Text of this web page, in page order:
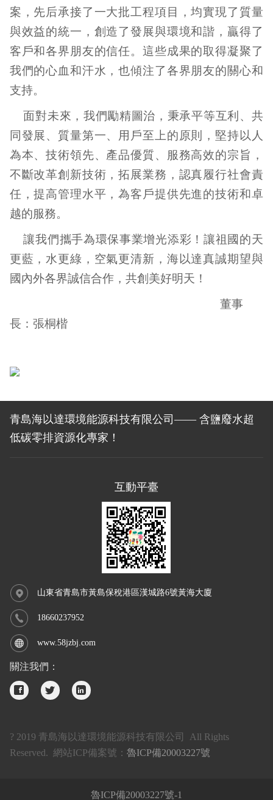
案，先后承接了一大批工程項目，均實現了質量
與效益的統一，創造了發展與環境和諧，贏得了
客戶和各界朋友的信任。這些成果的取得凝聚了
我們的心血和汗水，也傾注了各界朋友的關心和
支持。
面對未來，我們勵精圖治，秉承平等互利、共
同發展、質量第一、用戶至上的原則，堅持以人
為本、技術領先、產品優質、服務高效的宗旨，
不斷改革創新技術，拓展業務，認真履行社會責
任，提高管理水平，為客戶提供先進的技術和卓
越的服務。
讓我們攜手為環保事業增光添彩！讓祖國的天
更藍，水更綠，空氣更清新，海以達真誠期望與
國內外各界誠信合作，共創美好明天！
董事
長：張桐楷
青島海以達環境能源科技有限公司—— 含鹽廢水超
低碳零排資源化專家！
互動平臺
山東省青島市黃島保稅港區漢城路6號黃海大廈
18660237952
www.58jzbj.com
關注我們：
? 2019 青島海以達環境能源科技有限公司 All Rights
Reserved. 網站ICP備案號： 魯ICP備20003227號
魯ICP備20003227號-1